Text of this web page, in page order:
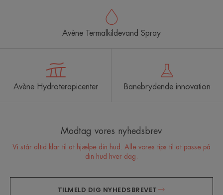
Avène Termalkildevand Spray
Avène Hydroterapicenter Banebrydende innovation
Modtag vores nyhedsbrev
Vi står altid klar til at hjælpe din hud. Alle vores tips til at passe på
din hud hver dag.
TILMELD DIG NYHEDSBREVET